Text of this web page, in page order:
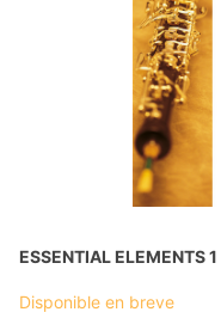
ESSENTIAL ELEMENTS
Disponible en breve